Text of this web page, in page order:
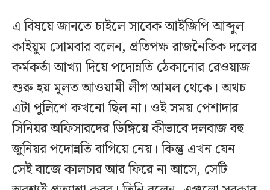
এ বিষয়ে জানতে চাইলে সাবেক আইজিপি আব্দুল
কাইয়ুম সোমবার বলেন, প্রতিপক্ষ রাজনৈতিক দলের
কর্মকর্তা আখ্যা দিয়ে পদোন্নতি ঠেকানোর রেওয়াজ
শুরু হয় মূলত আওয়ামী লীগ আমল থেকে। অথচ
এটা পুলিশে কখনো ছিল না। ওই সময় পেশাদার
সিনিয়র অফিসারদের ডিঙ্গিয়ে কীভাবে দলবাজ বহু
জুনিয়র পদোন্নতি বাগিয়ে নেয়। কিন্তু এখন যেন
সেই বাজে কালচার আর ফিরে না আসে, সেটি